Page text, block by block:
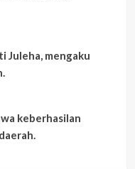
Juleha, mengaku
keberhasilan